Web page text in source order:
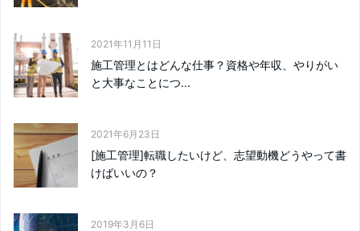
2021年11月11日
施工管理とはどんな仕事？資格や年収、やりがい
と大事なことにつ...
2021年6月23日
[施工管理]転職したいけど、志望動機どうやって書
けばいいの？
2019年3月6日